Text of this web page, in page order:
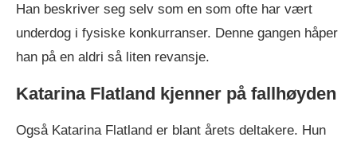
Han beskriver seg selv som en som ofte har vært
underdog i fysiske konkurranser. Denne gangen håper
han på en aldri så liten revansje.
Katarina Flatland kjenner på fallhøyden
Også Katarina Flatland er blant årets deltakere. Hun